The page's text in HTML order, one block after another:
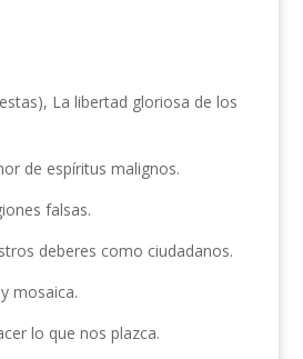
La libertad gloriosa de los
de espíritus malignos.
falsas.
deberes como ciudadanos.
mosaica.
lo que nos plazca.